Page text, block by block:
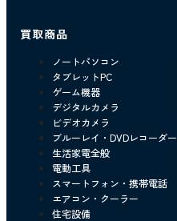
買取商品
ノートパソコン
タブレットPC
ゲーム機器
デジタルカメラ
ビデオカメラ
ブルーレイ・DVDレコーダー
生活家電全般
電動工具
スマートフォン・携帯電話
エアコン・クーラー
住宅設備